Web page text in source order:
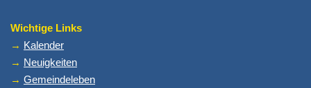
Wichtige Links
→ Kalender
→ Neuigkeiten
→ Gemeindeleben